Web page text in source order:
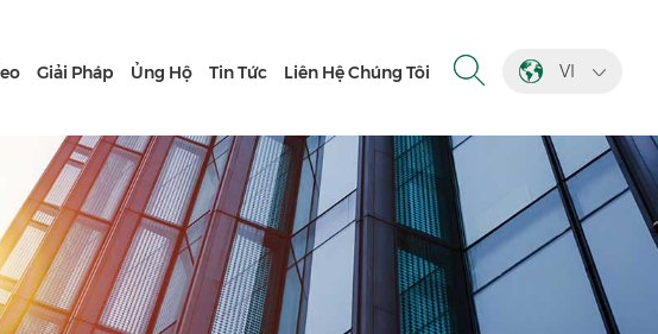
VI
Giải Pháp Ủng Hộ Tin Tức Liên Hệ Chúng Tôi